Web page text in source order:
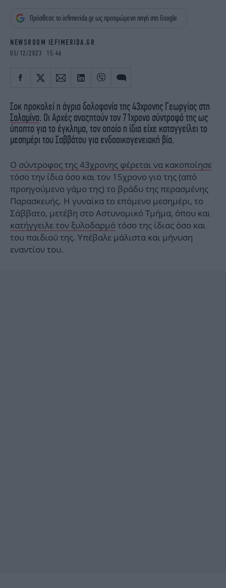
OSCARS
THE OCEAN
Πρόσθεσε το iefimerida.gr ως προτιμώμενη πηγή στη Google
NEWSROOM IEFIMERIDA.GR
05/12/2023 15:46
Σοκ προκαλεί η άγρια δολοφονία της 43χρονης Γεωργίας στη
Σαλαμίνα. Οι Αρχές αναζητούν τον 71χρονο σύντροφό της ως
ύποπτο για το έγκλημα, τον οποίο η ίδια είχε καταγγείλει το
μεσημέρι του Σαββάτου για ενδοοικογενειακή βία.
Ο σύντροφος της 43χρονης φέρεται να κακοποίησε
τόσο την ίδια όσο και τον 15χρονο γιο της (από
προηγούμενο γάμο της) το βράδυ της περασμένης
Παρασκευής. Η γυναίκα το επόμενο μεσημέρι, το
Σάββατο, μετέβη στο Αστυνομικό Τμήμα, όπου και
κατήγγειλε τον ξυλοδαρμό τόσο της ίδιας όσο και
του παιδιού της. Υπέβαλε μάλιστα και μήνυση
εναντίον του.